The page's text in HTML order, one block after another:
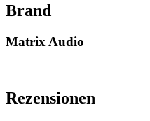
Brand
Matrix Audio
Rezensionen